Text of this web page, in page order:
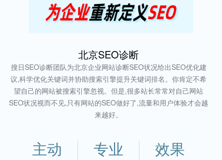
北京SEO诊断
搜日SEO诊断团队为北京企业网站诊断SEO状况给出SEO优化建
议,科学优化关键词并协助搜索引擎提升关键词排名。你肯定不希
望自己的网站被搜索引擎忽视。但是,很多站长常常对自己网站
SEO状况视而不见,只有网站的SEO做好了,流量和用户体验才会越
来越好。
主动 专业 效果